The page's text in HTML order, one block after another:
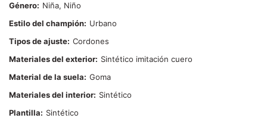
Género
Niña, Niño
Estilo del champión
Urbano
Tipos de ajuste Cordones
Materiales del exterior
Sintético imitación cuero
Material de la suela
Goma
Materiales del interior
Sintético
Plantilla
Sintético